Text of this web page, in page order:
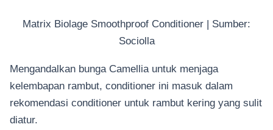
Matrix Biolage Smoothproof Conditioner | Sumber:
Sociolla
Mengandalkan bunga Camellia untuk menjaga
kelembapan rambut, conditioner ini masuk dalam
rekomendasi conditioner untuk rambut kering yang sulit
diatur.